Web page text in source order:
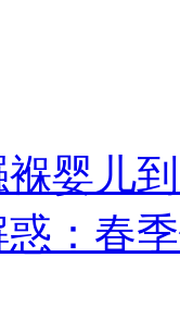
褓婴儿
惑：春